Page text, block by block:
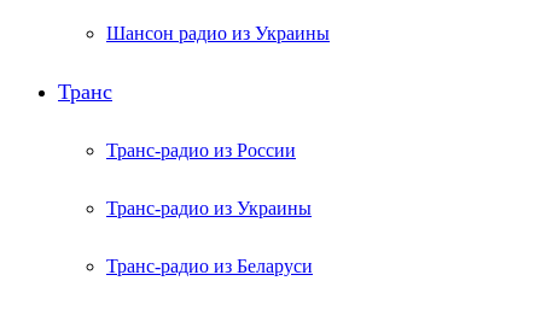
Шансон радио из Украины
Транс
Транс-радио из России
Транс-радио из Украины
Транс-радио из Беларуси